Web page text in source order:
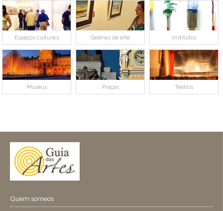
Espaços culturais Galerias de arte Institutos
Museus Praças Teatros
Quem someos